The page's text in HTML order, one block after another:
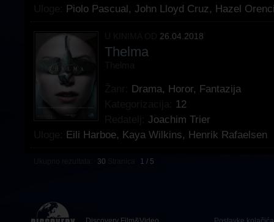
Piolo Pascual, John Lloyd Cruz, Hazel
26.04.2018
Thelma
Drama, Horor, Fantazija
12
Joachim Trier
Eili Harboe, Kaya Wilkins, Henrik Rafaelsen
30 1 / 5